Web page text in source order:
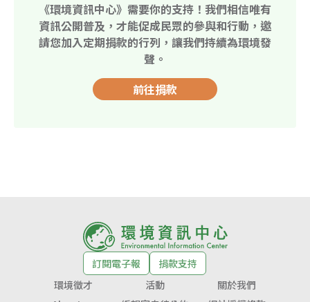
《環境資訊中心》需要你的支持！我們相信唯有
資訊公開普及，才能促成民眾的參與和行動，邀
請您加入定期捐款的行列，讓我們持續為環境發
聲。
前往捐款
訂閱電子報
捐款支持
環境徵才
活動
關於我們